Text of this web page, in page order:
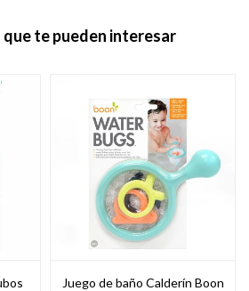
te pueden interesar
Juego de baño Calderín Boon